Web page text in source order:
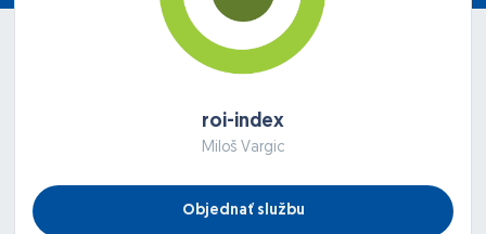
roi-index
Miloš Vargic
Objednať službu